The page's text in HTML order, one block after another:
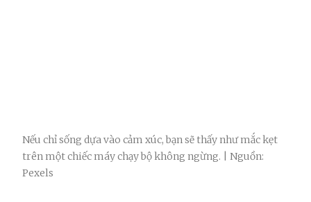
Nếu chỉ sống dựa vào cảm xúc, bạn sẽ thấy như mắc kẹt
trên một chiếc máy chạy bộ không ngừng. | Nguồn:
Pexels